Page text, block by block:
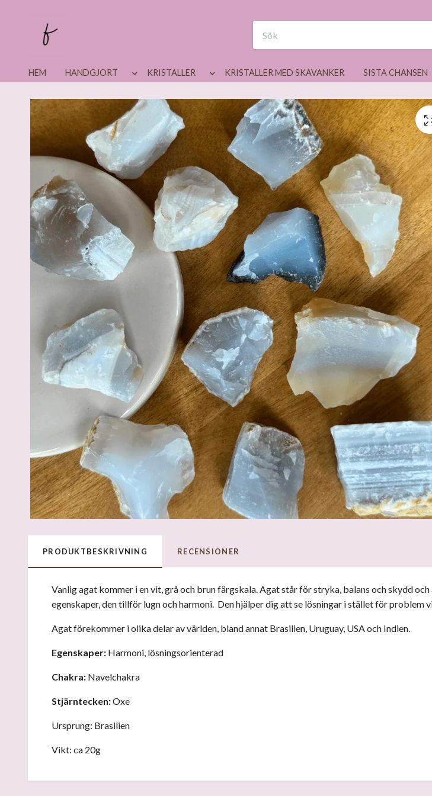
HEM HANDGJORT KRISTALLER KRISTALLER MED SKAVANKER SISTA CHANSEN
PRODUKTBESKRIVNING RECENSIONER
Vanlig agat kommer i en vit, grå och brun färgskala. Agat står för stryka, balans och skydd
egenskaper, den tillför lugn och harmoni. Den hjälper dig att se lösningar i stället för problem
Agat förekommer i olika delar av världen, bland annat Brasilien, Uruguay, USA och Indien.
Egenskaper: Harmoni, lösningsorienterad
Chakra: Navelchakra
Stjärntecken:Oxe
Ursprung: Brasilien
Vikt: ca 20g